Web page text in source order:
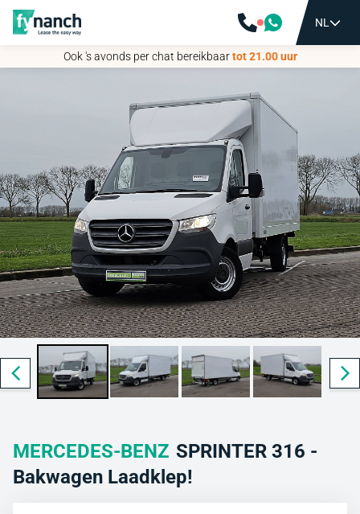
NL
Ook 's avonds per chat bereikbaartot 21.00 uur
NL
Ook 's avonds per chat bereikbaartot 21.00 uur
MERCEDES-BENZ SPRINTER 316 -
Bakwagen Laadklep!